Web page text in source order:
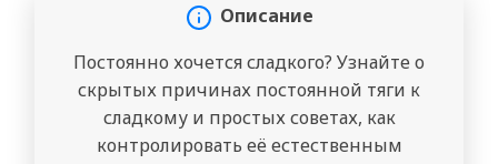
Описание
Постоянно хочется сладкого? Узнайте о
скрытых причинах постоянной тяги к
сладкому и простых советах, как
контролировать её естественным